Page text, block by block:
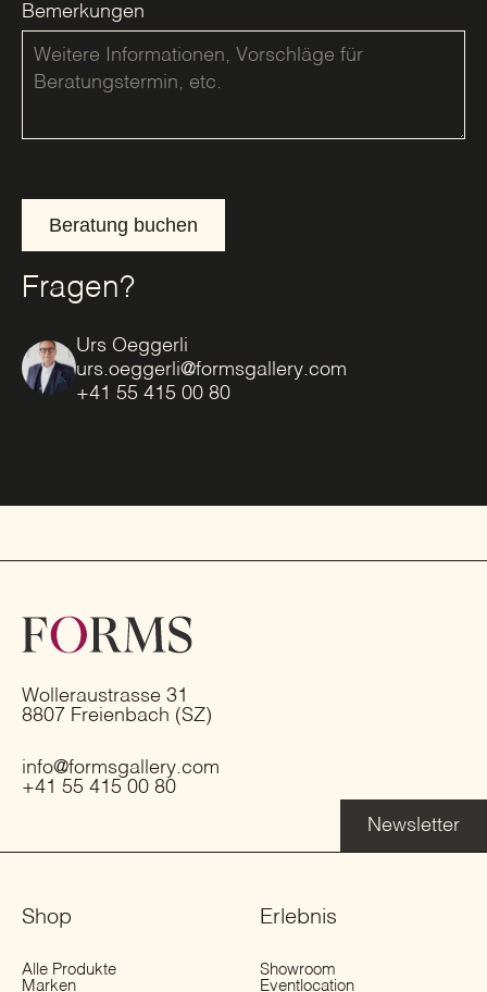
Bemerkungen
Beratung buchen
Fragen?
Urs Oeggerli
urs.oeggerli@formsgallery.com
+41 55 415 00 80
Wolleraustrasse 31
8807 Freienbach (SZ)
info@formsgallery.com
+41 55 415 00 80
Newsletter
Shop
Alle Produkte
Marken
Erlebnis
Showroom
Eventlocation